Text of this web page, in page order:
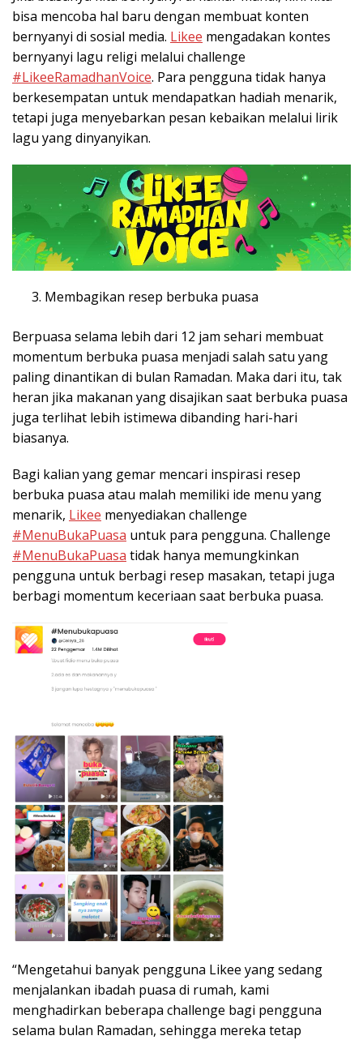
bisa mencoba hal baru dengan membuat konten
bernyanyi di sosial media. Likee mengadakan kontes
bernyanyi lagu religi melalui challenge
#LikeeRamadhanVoice. Para pengguna tidak hanya
berkesempatan untuk mendapatkan hadiah menarik,
tetapi juga menyebarkan pesan kebaikan melalui lirik
lagu yang dinyanyikan.
Membagikan resep berbuka puasa
Berpuasa selama lebih dari 12 jam sehari membuat
momentum berbuka puasa menjadi salah satu yang
paling dinantikan di bulan Ramadan. Maka dari itu, tak
heran jika makanan yang disajikan saat berbuka puasa
juga terlihat lebih istimewa dibanding hari-hari
biasanya.
Bagi kalian yang gemar mencari inspirasi resep
berbuka puasa atau malah memiliki ide menu yang
menarik, Likee menyediakan challenge
#MenuBukaPuasa untuk para pengguna. Challenge
#MenuBukaPuasa tidak hanya memungkinkan
pengguna untuk berbagi resep masakan, tetapi juga
berbagi momentum keceriaan saat berbuka puasa.
“Mengetahui banyak pengguna Likee yang sedang
menjalankan ibadah puasa di rumah, kami
menghadirkan beberapa challenge bagi pengguna
selama bulan Ramadan, sehingga mereka tetap